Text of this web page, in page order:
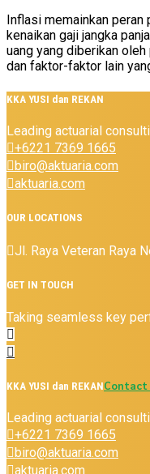
Inflasi memainkan peran
kenaikan gaji jangka
uang yang diberikan
dan faktor-faktor lain
KKA YUSI dan REKAN
Leading actuarial
+6221 7369 1665
biro@aktuaria.com
aktuaria.com
OUR LOCATIONS
Jl. Raya Veteran Raya
GET IN TOUCH
Taking seamless key
KKA YUSI dan REKANContact
Leading actuarial
+6221 7369 1665
biro@aktuaria.com
aktuaria.com